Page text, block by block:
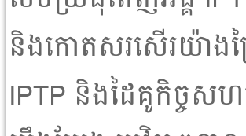
និងកោតសរសើរយ៉ាង
IPTP និងដៃគូកិច្ចស